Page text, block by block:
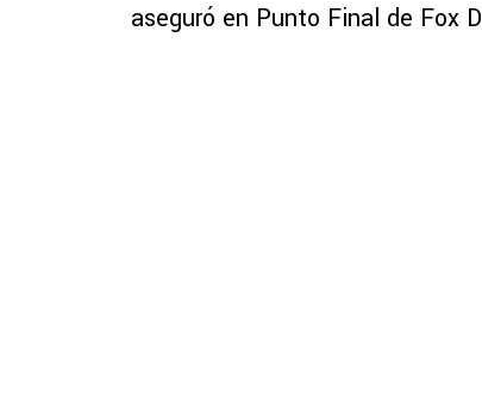
aseguró en Punto Final de Fox